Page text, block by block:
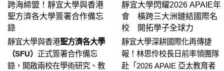
跨海締盟！靜宜大學與香港
聖方濟各大學簽署合作備忘
錄
靜宜大學與香港聖方濟各大學
（SFU） 正式簽署合作備忘
錄，開啟兩校在學術研究、教
靜宜大學閃耀2026 APAIE年
會 橫跨三大洲鏈結國際名
校 開拓學子全球力
靜宜大學深耕國際化再傳捷
報！林思伶校長日前率領團隊
赴「2026 APAIE 亞太教育者